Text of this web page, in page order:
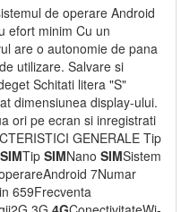
de operare Android
efort minim Cu un
are o autonomie de pana
utilizare. Salvare si
Schitati litera "S"
dimensiunea display-ului.
ori pe ecran si inregistrati
GENERALE Tip
SIMTip SIMNano SIMSistem
7Numar
659Frecventa